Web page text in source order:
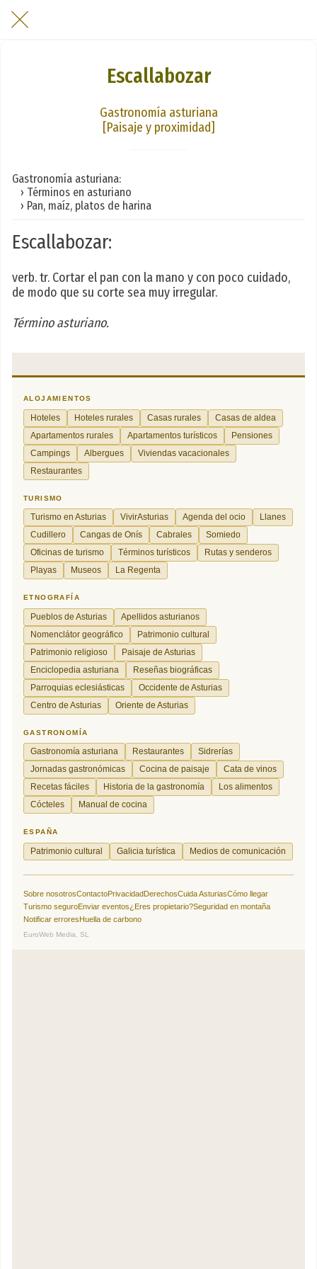
Escallabozar
Gastronomía asturiana
[Paisaje y proximidad]
Gastronomía asturiana:
› Términos en asturiano
› Pan, maíz, platos de harina
Escallabozar:
verb. tr. Cortar el pan con la mano y con poco cuidado,
de modo que su corte sea muy irregular.
Término asturiano.